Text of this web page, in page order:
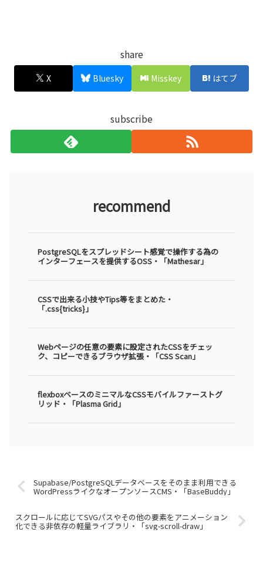
share
X Bluesky Misskey はてブ
subscribe
recommend
PostgreSQLをスプレッドシート感覚で操作する為の
インターフェースを提供するOSS・「Mathesar」
CSSで出来る小技やTips等をまとめた・
「.css{tricks}」
Webページの任意の要素に設定されたCSSをチェッ
ク、コピーできるブラウザ拡張・「CSS Scan」
flexboxベースのミニマルなCSSモバイルファーストグ
リッド・「Plasma Grid」
Supabase/PostgreSQLデータベースをそのまま利用できる
WordPressライクなオープンソースCMS・「BaseBuddy」
スクロールに応じてSVGパスやその他の要素をアニメーション
化できる非依存の軽量ライブラリ・「svg-scroll-draw」